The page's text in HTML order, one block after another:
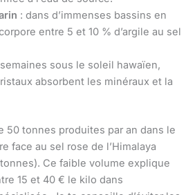
: dans d’immenses bassins en
entre 5 et 10 % d’argile au sel
sous le soleil hawaïen,
absorbent les minéraux et la
50 tonnes produites par an dans le
face au sel rose de l’Himalaya
Ce faible volume explique
15 et 40 € le kilo dans